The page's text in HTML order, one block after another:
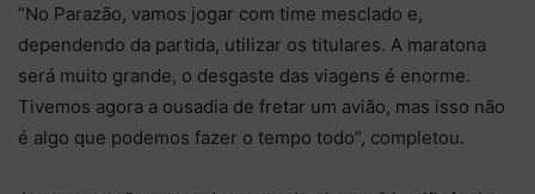
“No Parazão, vamos jogar com time mesclado e,
dependendo da partida, utilizar os titulares. A maratona
será muito grande, o desgaste das viagens é enorme.
Tivemos agora a ousadia de fretar um avião, mas isso não
é algo que podemos fazer o tempo todo”, completou.